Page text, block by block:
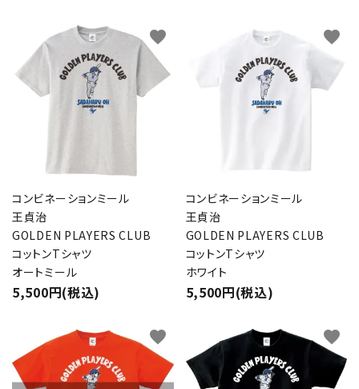
コンビネーションミール
王貞治
GOLDEN PLAYERS CLUB
コットンTシャツ
オートミール
5,500円(税込)
favorite
コンビネーションミール
王貞治
GOLDEN PLAYERS CLUB
コットンTシャツ
ホワイト
5,500円(税込)
favorite
favorite favorite